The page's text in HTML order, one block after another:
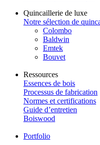
Quincaillerie de luxe
Notre sélection de
Colombo
Baldwin
Emtek
Bouvet
Ressources
Essences de bois
Processus de fabrication
Normes et certifications
Guide d’entretien
Boiswood
Portfolio